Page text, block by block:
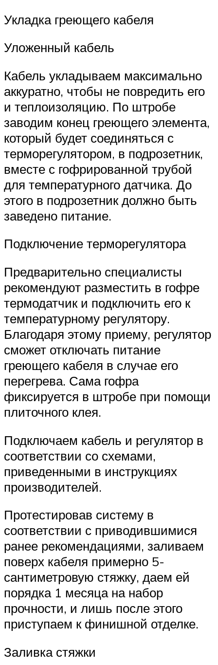
Укладка греющего кабеля
Уложенный кабель
Кабель укладываем максимально
аккуратно, чтобы не повредить его
и теплоизоляцию. По штробе
заводим конец греющего элемента,
который будет соединяться с
терморегулятором, в подрозетник,
вместе с гофрированной трубой
для температурного датчика. До
этого в подрозетник должно быть
заведено питание.
Подключение терморегулятора
Предварительно специалисты
рекомендуют разместить в гофре
термодатчик и подключить его к
температурному регулятору.
Благодаря этому приему, регулятор
сможет отключать питание
греющего кабеля в случае его
перегрева. Сама гофра
фиксируется в штробе при помощи
плиточного клея.
Подключаем кабель и регулятор в
соответствии со схемами,
приведенными в инструкциях
производителей.
Протестировав систему в
соответствии с приводившимися
ранее рекомендациями, заливаем
поверх кабеля примерно 5-
сантиметровую стяжку, даем ей
порядка 1 месяца на набор
прочности, и лишь после этого
приступаем к финишной отделке.
Заливка стяжки